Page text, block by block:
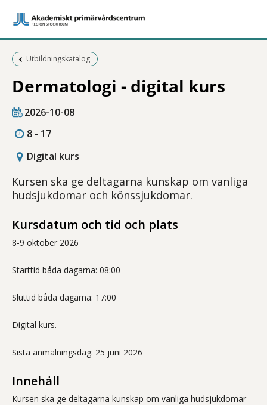
Föregående sida:
Utbildningskatalog
Dermatologi - digital kurs
2026-10-08
8 - 17
Digital kurs
Kursen ska ge deltagarna kunskap om vanliga
hudsjukdomar och könssjukdomar.
Kursdatum och tid och plats
8-9 oktober 2026
Starttid båda dagarna: 08:00
Sluttid båda dagarna: 17:00
Digital kurs.
Sista anmälningsdag: 25 juni 2026
Innehåll
Kursen ska ge deltagarna kunskap om vanliga hudsjukdomar